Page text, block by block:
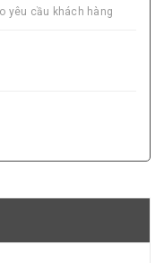
yêu cầu khách hàng